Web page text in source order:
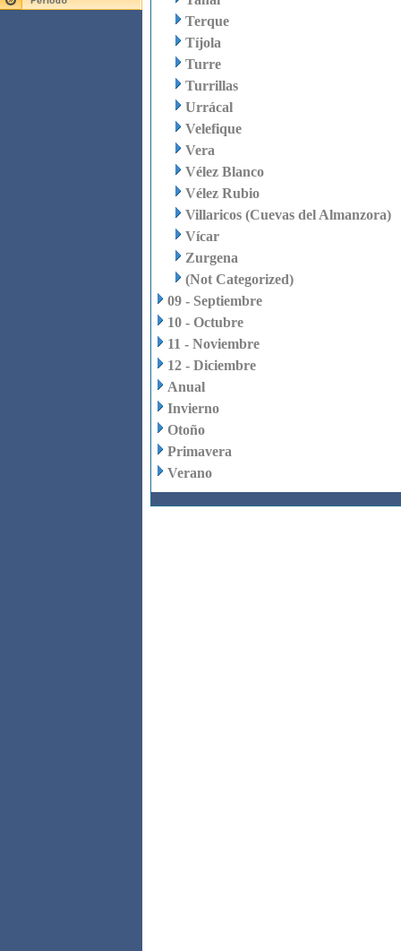
Terque
Tíjola
Turre
Turrillas
Urrácal
Velefique
Vera
Vélez Blanco
Vélez Rubio
Villaricos (Cuevas del Almanzora)
Vícar
Zurgena
(Not Categorized)
09 - Septiembre
10 - Octubre
11 - Noviembre
12 - Diciembre
Anual
Invierno
Otoño
Primavera
Verano